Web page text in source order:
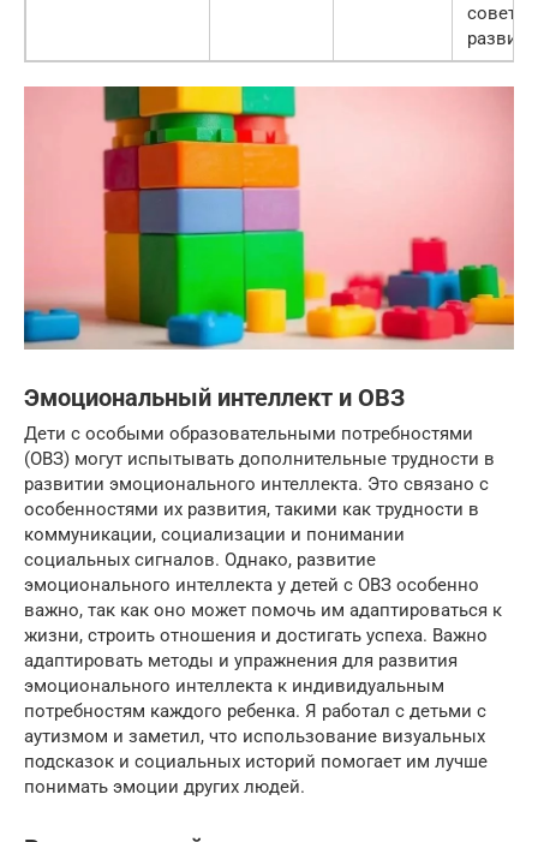
советы
Эмоциональный интеллект и ОВЗ
Дети с особыми образовательными потребностями
(ОВЗ) могут испытывать дополнительные трудности в
развитии эмоционального интеллекта. Это связано с
особенностями их развития, такими как трудности в
коммуникации, социализации и понимании
социальных сигналов. Однако, развитие
эмоционального интеллекта у детей с ОВЗ особенно
важно, так как оно может помочь им адаптироваться к
жизни, строить отношения и достигать успеха. Важно
адаптировать методы и упражнения для развития
эмоционального интеллекта к индивидуальным
потребностям каждого ребенка. Я работал с детьми с
аутизмом и заметил, что использование визуальных
подсказок и социальных историй помогает им лучше
понимать эмоции других людей.